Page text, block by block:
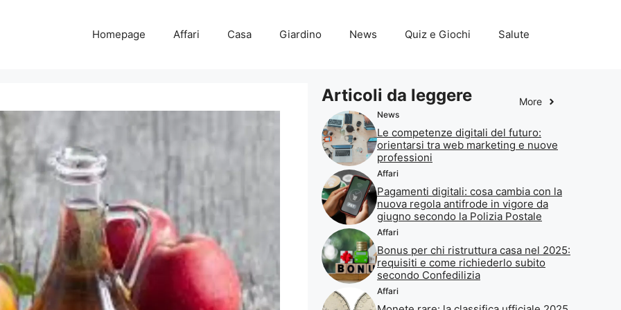
Homepage Affari Casa Giardino News Quiz e Giochi Salute
Articoli da leggere More
News
Le competenze digitali del futuro:
orientarsi tra web marketing e nuove
professioni
Affari
Pagamenti digitali: cosa cambia con la
nuova regola antifrode in vigore da
giugno secondo la Polizia Postale
Affari
Bonus per chi ristruttura casa nel 2025:
requisiti e come richiederlo subito
secondo Confedilizia
Affari